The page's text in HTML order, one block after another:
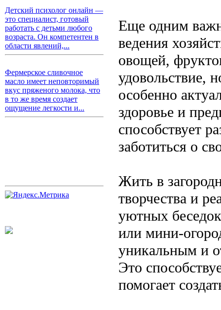
Детский психолог онлайн —
это специалист, готовый
работать с детьми любого
возраста. Он компетентен в
области явлений,...
Фермерское сливочное
масло имеет неповторимый
вкус пряженого молока, что
в то же время создает
ощущение легкости и...
Еще одним
ведения
овощей,
удовольствие,
особенно
здоровье и
способствует
заботиться о
Жить в
творчества и
уютных
или мини-
уникальным и
Это
помогает